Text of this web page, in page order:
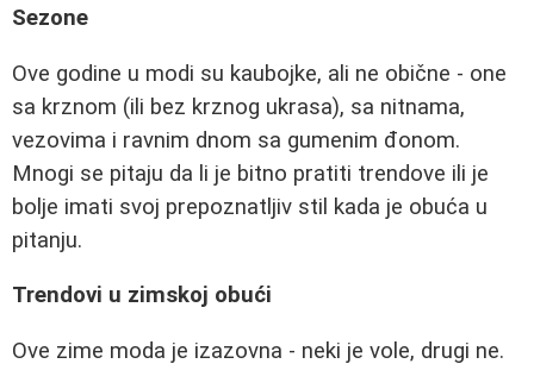
Sezone
Ove godine u modi su kaubojke, ali ne obične - one
sa krznom (ili bez krznog ukrasa), sa nitnama,
vezovima i ravnim dnom sa gumenim đonom.
Mnogi se pitaju da li je bitno pratiti trendove ili je
bolje imati svoj prepoznatljiv stil kada je obuća u
pitanju.
Trendovi u zimskoj obući
Ove zime moda je izazovna - neki je vole, drugi ne.